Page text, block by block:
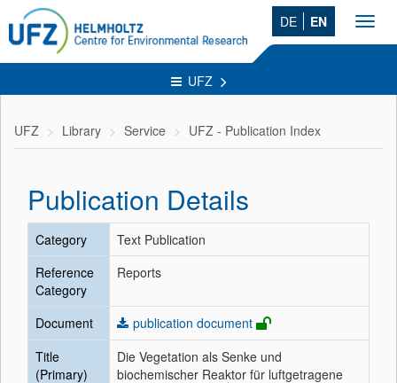
DE EN
UFZ
UFZ Library Service UFZ - Publication Index
Publication Details
Category
Text Publication
Reference
Category
Reports
Document
publication document
Title
(Primary)
Die Vegetation als Senke und
biochemischer Reaktor für luftgetragene